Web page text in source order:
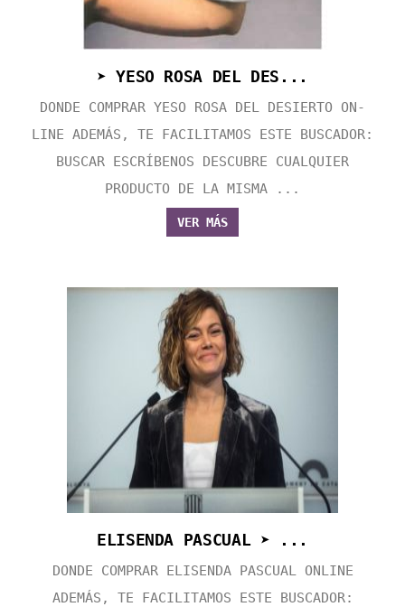
➤ YESO ROSA DEL DES...
DONDE COMPRAR YESO ROSA DEL DESIERTO ON-
LINE ADEMÁS, TE FACILITAMOS ESTE BUSCADOR:
BUSCAR ESCRÍBENOS DESCUBRE CUALQUIER
PRODUCTO DE LA MISMA ...
VER MÁS
ELISENDA PASCUAL ➤ ...
DONDE COMPRAR ELISENDA PASCUAL ONLINE
ADEMÁS, TE FACILITAMOS ESTE BUSCADOR: